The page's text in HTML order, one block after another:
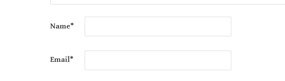
Name*
Email*